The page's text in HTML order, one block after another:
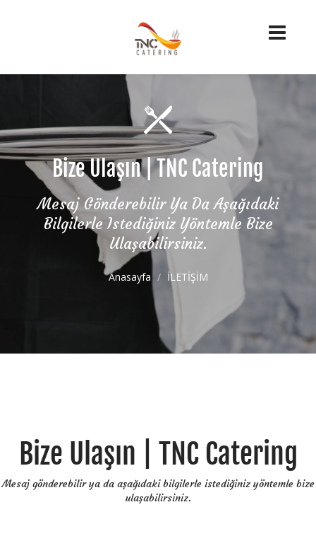
Bize Ulaşın | TNC Catering
Mesaj Gönderebilir Ya Da Aşağıdaki
Bilgilerle Istediğiniz Yöntemle Bize
Ulaşabilirsiniz.
Anasayfa İLETİŞİM
Bize Ulaşın | TNC Catering
Mesaj gönderebilir ya da aşağıdaki bilgilerle istediğiniz yöntemle bize
ulaşabilirsiniz.